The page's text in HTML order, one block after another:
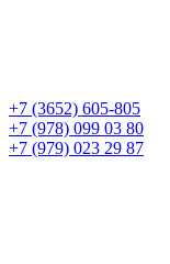
+7 (3652) 605-805
+7 (978) 099 03 80
+7 (979) 023 29 87